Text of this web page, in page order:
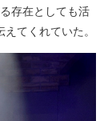
存在としても活
てくれていた。